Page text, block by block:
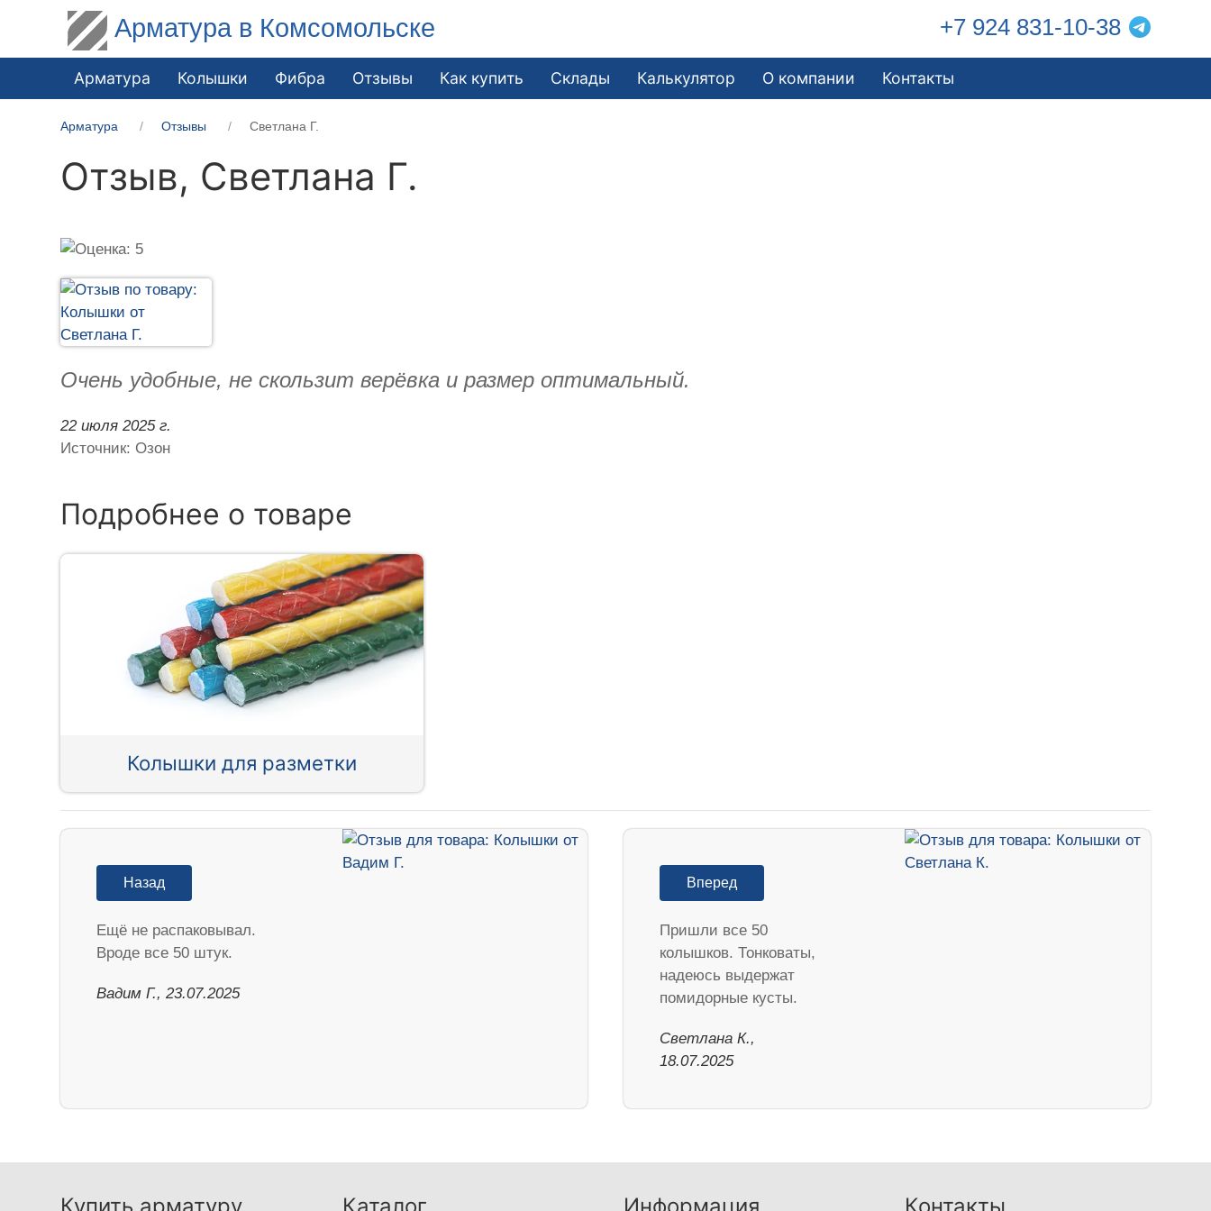
Арматура в Комсомольске +7 924 831-10-38
Арматура Колышки Фибра Отзывы Как купить Склады Калькулятор О компании Контакты
Арматура Отзывы Светлана Г.
Отзыв, Светлана Г.
Очень удобные, не скользит верёвка и размер оптимальный.
22 июля 2025 г.
Источник: Озон
Подробнее о товаре
Колышки для разметки
Назад
Ещё не распаковывал.
Вроде все 50 штук.
Вадим Г., 23.07.2025
Вперед
Пришли все 50
колышков. Тонковаты,
надеюсь выдержат
помидорные кусты.
Светлана К.,
18.07.2025
Купить арматуру Каталог Информация Контакты